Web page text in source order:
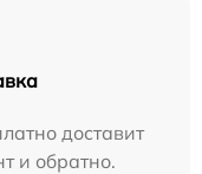
доставит
и обратно.